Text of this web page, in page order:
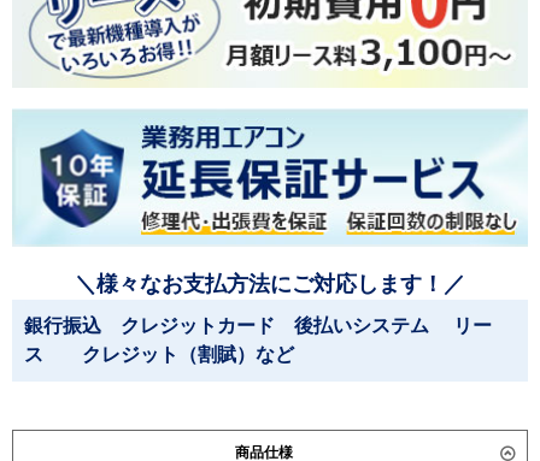
＼様々なお支払方法にご対応します！／
銀行振込 クレジットカード 後払いシステム リー
ス クレジット（割賦）など
商品仕様